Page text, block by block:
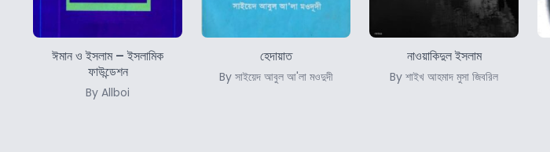
ঈমান ও ইসলাম – ইসলামিক
ফাউন্ডেশন
By Allboi
হেদায়াত
By সাইয়েদ আবুল আ'লা মওদুদী
নাওয়াকিদুল ইসলাম
By শাইখ আহমাদ মুসা জিবরিল